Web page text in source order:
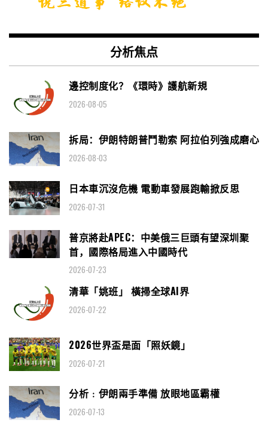
分析焦点
邊控制度化？《環時》護航新規
2026-08-05
拆局：伊朗特朗普鬥勒索 阿拉伯列強成磨心
2026-08-03
日本車沉沒危機 電動車發展跑輸掀反思
2026-07-31
普京將赴APEC：中美俄三巨頭有望深圳聚
首，國際格局進入中國時代
2026-07-23
清華「姚班」 橫掃全球AI界
2026-07-22
2026世界盃是面「照妖鏡」
2026-07-21
分析﹕伊朗兩手準備 放眼地區霸權
2026-07-13